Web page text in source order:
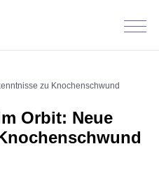
Menü
zu Knochenschwund
Orbit: Neue